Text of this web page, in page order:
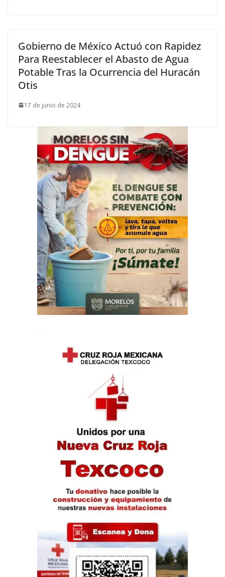
Gobierno de México Actuó con Rapidez
Para Reestablecer el Abasto de Agua
Potable Tras la Ocurrencia del Huracán
Otis
17 de junio de 2024